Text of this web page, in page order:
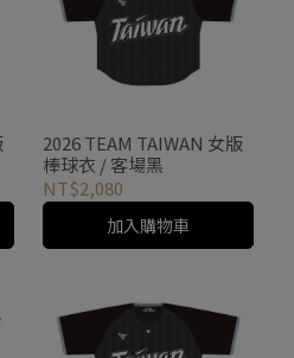
2026 TEAM TAIWAN 女版
棒球衣 / 客場黑
NT$2,080
加入購物車